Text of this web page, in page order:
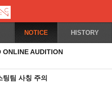
NOTICE HISTORY
AUDITION
팀 사칭 주의